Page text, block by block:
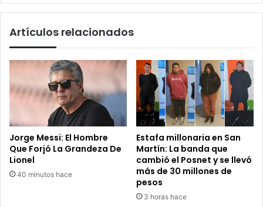
internacional?
Artículos relacionados
Jorge Messi: El Hombre
Que Forjó La Grandeza De
Lionel
40 minutos hace
Estafa millonaria en San
Martín: La banda que
cambió el Posnet y se llevó
más de 30 millones de
pesos
3 horas hace